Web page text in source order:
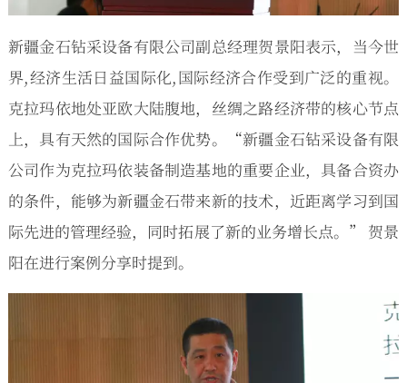
新疆金石钻采设备有限公司副总经理贺景阳表示，当今世
界,经济生活日益国际化,国际经济合作受到广泛的重视。
克拉玛依地处亚欧大陆腹地，丝绸之路经济带的核心节点
上，具有天然的国际合作优势。“新疆金石钻采设备有限
公司作为克拉玛依装备制造基地的重要企业，具备合资办
的条件，能够为新疆金石带来新的技术，近距离学习到国
际先进的管理经验，同时拓展了新的业务增长点。” 贺景
阳在进行案例分享时提到。